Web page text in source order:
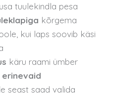
tuulekindla pesa
kõrgema
kui laps soovib käsi
käru raami ümber
erinevaid
seast saad valida